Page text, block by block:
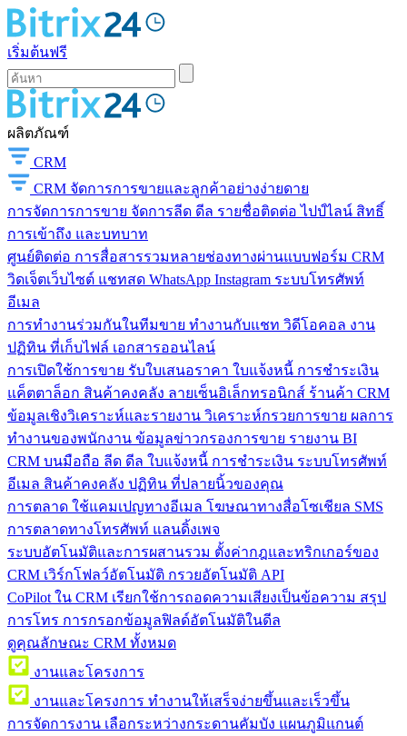
เริ่มต้นฟรี
ผลิตภัณฑ์
CRM
CRM จัดการการขายและลูกค้าอย่างง่ายดาย
การจัดการการขาย จัดการลีด ดีล รายชื่อติดต่อ ไปป์ไลน์ สิทธิ์
การเข้าถึง และบทบาท
ศูนย์ติดต่อ การสื่อสารรวมหลายช่องทางผ่านแบบฟอร์ม CRM
วิดเจ็ตเว็บไซต์ แชทสด WhatsApp Instagram ระบบโทรศัพท์
อีเมล
การทำงานร่วมกันในทีมขาย ทำงานกับแชท วิดีโอคอล งาน
ปฏิทิน ที่เก็บไฟล์ เอกสารออนไลน์
การเปิดใช้การขาย รับใบเสนอราคา ใบแจ้งหนี้ การชำระเงิน
แค็ตตาล็อก สินค้าคงคลัง ลายเซ็นอิเล็กทรอนิกส์ ร้านค้า CRM
ข้อมูลเชิงวิเคราะห์และรายงาน วิเคราะห์กรวยการขาย ผลการ
ทำงานของพนักงาน ข้อมูลข่าวกรองการขาย รายงาน BI
CRM บนมือถือ ลีด ดีล ใบแจ้งหนี้ การชำระเงิน ระบบโทรศัพท์
อีเมล สินค้าคงคลัง ปฏิทิน ที่ปลายนิ้วของคุณ
การตลาด ใช้แคมเปญทางอีเมล โฆษณาทางสื่อโซเชียล SMS
การตลาดทางโทรศัพท์ แลนดิ้งเพจ
ระบบอัตโนมัติและการผสานรวม ตั้งค่ากฎและทริกเกอร์ของ
CRM เวิร์กโฟลว์อัตโนมัติ กรวยอัตโนมัติ API
CoPilot ใน CRM เรียกใช้การถอดความเสียงเป็นข้อความ สรุป
การโทร การกรอกข้อมูลฟิลด์อัตโนมัติในดีล
ดูคุณลักษณะ CRM ทั้งหมด
งานและโครงการ
งานและโครงการ ทำงานให้เสร็จง่ายขึ้นและเร็วขึ้น
การจัดการงาน เลือกระหว่างกระดานคัมบัง แผนภูมิแกนต์